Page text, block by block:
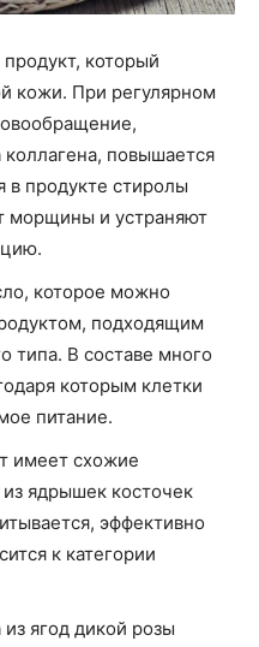
который
кожи. При регулярном
повышается
в продукте стиролы
морщины и устраняют
которое можно
подходящим
типа. В составе много
которым клетки
питание.
имеет схожие
ядрышек косточек
эффективно
к категории
ягод дикой розы